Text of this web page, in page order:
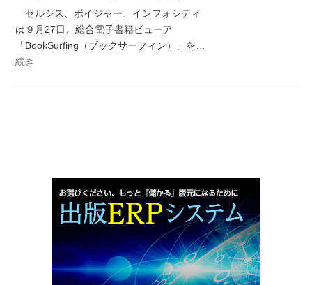
セルシス、ボイジャー、インフォシティ
は９月27日、総合電子書籍ビューア
「BookSurfing（ブックサーフィン）」を
続き